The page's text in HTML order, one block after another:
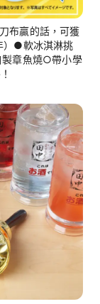
布贏的話，可獲
）●軟冰淇淋挑
章魚燒○帶小學